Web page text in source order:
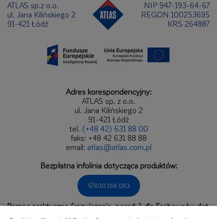
ATLAS sp.z o.o.
ul. Jana Kilińskiego 2
91-421 Łódź
NIP 947-193-64-67
REGON 100253695
KRS 264887
Adres korespondencyjny:
ATLAS sp. z o.o.
ul. Jana Kilińskiego 2
91-421 Łódź
tel. (+48 42) 631 88 00
faks: +48 42 631 88 88
email: atlas@atlas.com.pl
Bezpłatna infolinia dotycząca produktów:
800 168 083
Pomoc praktyczna (rozwiązania, porady) dla Fachowców dot.